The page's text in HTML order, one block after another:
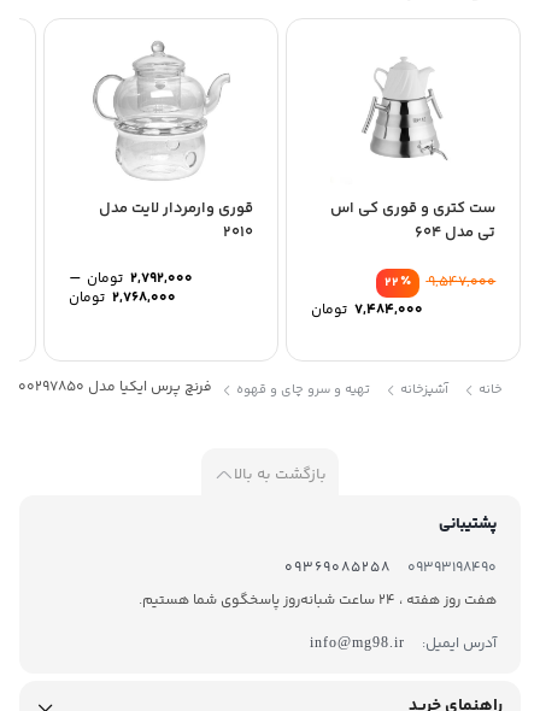
ست کتری و قوری کی اس
تی مدل 604
٪22
9,547,000
7,484,000 تومان
قوری وارمردار لایت مدل
2010
2,792,000 تومان –
2,768,000 تومانPrice
through
2,792,000
خانه آشپزخانه تهیه و سرو چای و قهوه فرنچ پرس ایکیا مدل 00297850
بازگشت به بالا
پشتیبانی
09393198490
09369085258
هفت روز هفته ، 24 ساعت شبانه‌روز پاسخگوی شما هستیم.
آدرس ایمیل:
info@mg98.ir